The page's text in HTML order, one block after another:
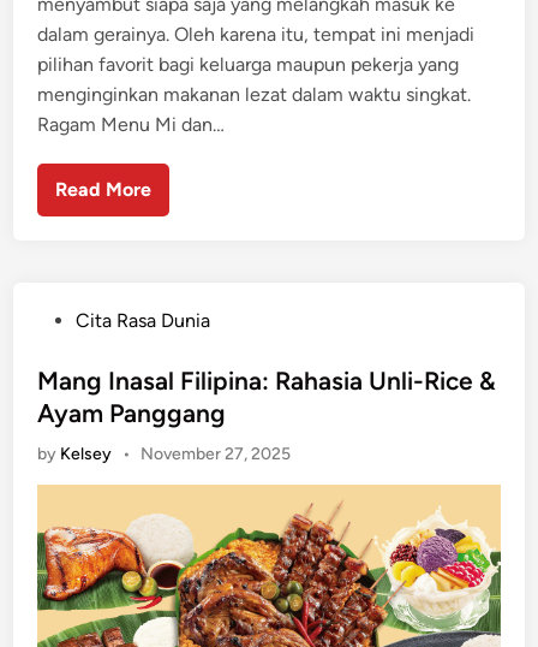
dalam gerainya. Oleh karena itu, tempat ini menjadi
pilihan favorit bagi keluarga maupun pekerja yang
menginginkan makanan lezat dalam waktu singkat.
Ragam Menu Mi dan…
Read More
s
t
d
i
Cita Rasa Dunia
Mang Inasal Filipina: Rahasia Unli-Rice &
Ayam Panggang
by Kelsey • November 27, 2025